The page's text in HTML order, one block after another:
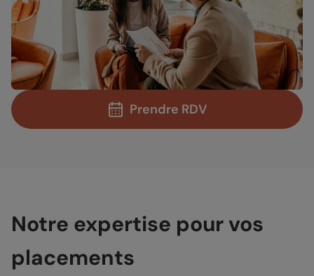
Prendre RDV
Notre expertise pour vos
placements